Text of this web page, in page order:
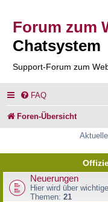
Forum zum
Chatsystem
Support-Forum zum
FAQ
Foren-Übersicht
Neuerungen
Hier wird über
Themen: 21